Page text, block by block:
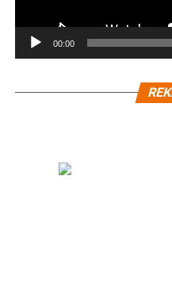
00:00